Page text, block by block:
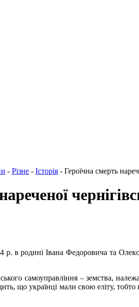
- Різне - Історія - Героїчна смерть
р. в родині Івана Федоровича та
самоуправління – земства,
що українці мали свою еліту,